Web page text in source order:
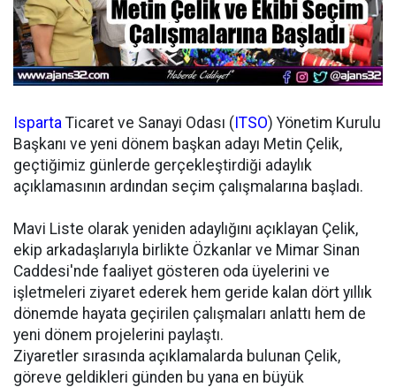
Isparta Ticaret ve Sanayi Odası ( ITSO) Yönetim Kurulu
Başkanı ve yeni dönem başkan adayı Metin Çelik,
geçtiğimiz günlerde gerçekleştirdiği adaylık
açıklamasının ardından seçim çalışmalarına başladı.
Mavi Liste olarak yeniden adaylığını açıklayan Çelik,
ekip arkadaşlarıyla birlikte Özkanlar ve Mimar Sinan
Caddesi'nde faaliyet gösteren oda üyelerini ve
işletmeleri ziyaret ederek hem geride kalan dört yıllık
dönemde hayata geçirilen çalışmaları anlattı hem de
yeni dönem projelerini paylaştı.
Ziyaretler sırasında açıklamalarda bulunan Çelik,
göreve geldikleri günden bu yana en büyük